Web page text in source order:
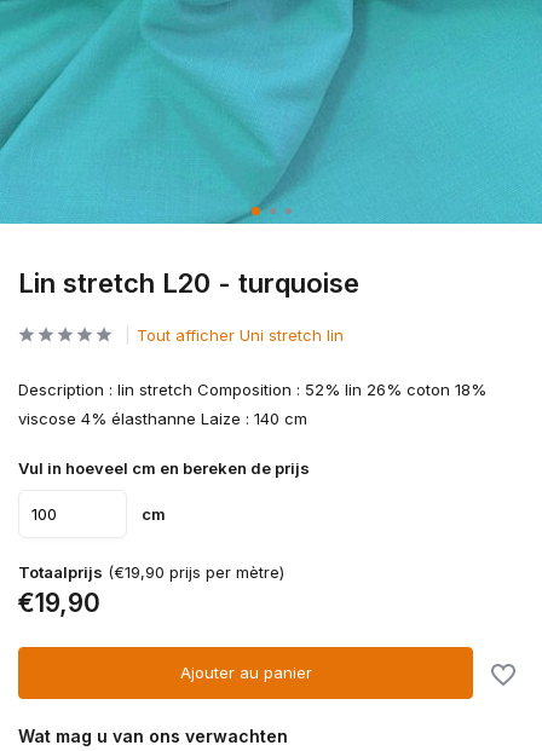
Lin stretch L20 - turquoise
Tout afficher Uni stretch lin
Description : lin stretch Composition : 52% lin 26% coton 18%
viscose 4% élasthanne Laize : 140 cm
Vul in hoeveel cm en bereken de prijs
cm
Totaalprijs (€19,90 prijs per mètre)
€19,90
Ajouter au panier
Wat mag u van ons verwachten